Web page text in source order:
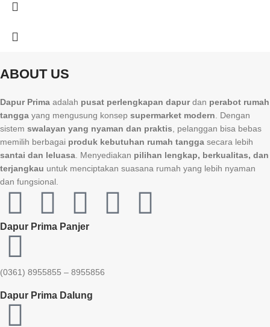
ABOUT US
Dapur Prima adalah pusat perlengkapan dapurdan perabot rumah
tangga yang mengusung konsep supermarket modern . Dengan
sistem swalayan yang nyaman dan praktis , pelanggan bisa bebas
memilih berbagai produk kebutuhan rumah tangga secara lebih
santai dan leluasa . Menyediakan pilihan lengkap, berkualitas, dan
terjangkau untuk menciptakan suasana rumah yang lebih nyaman
dan fungsional.
Dapur Prima Panjer
(0361) 8955855 – 8955856​
Dapur Prima Dalung